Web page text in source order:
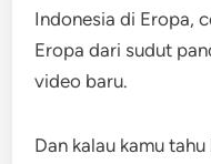
Indonesia di Eropa,
Eropa dari sudut
video baru.
Dan kalau kamu tahu